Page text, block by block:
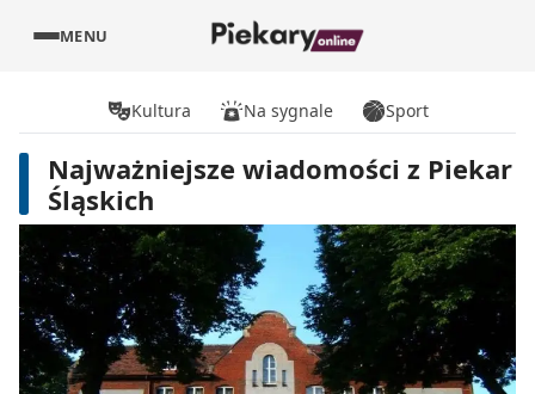
MENU
Kultura Na sygnale Sport
Najważniejsze wiadomości z Piekar
Śląskich